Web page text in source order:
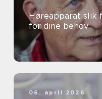
Høreapparat slik finner du riktig løsning
for dine behov
06. april 2026